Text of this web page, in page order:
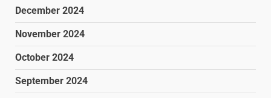
December 2024
November 2024
October 2024
September 2024